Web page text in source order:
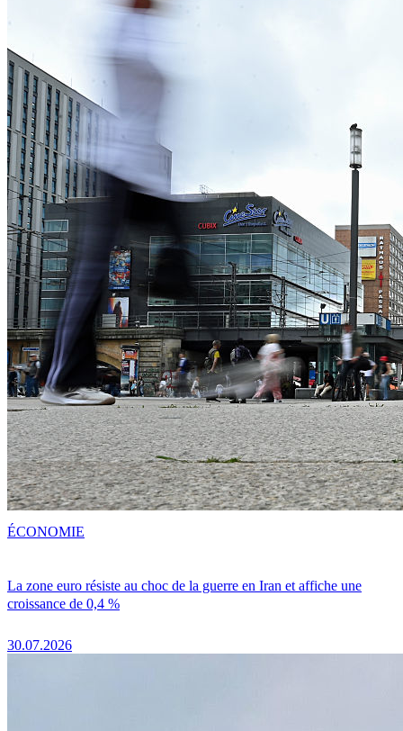
La zone euro résiste au choc de la guerre en Iran et affiche une
croissance de 0,4 %
30.07.2026
ÉCONOMIE